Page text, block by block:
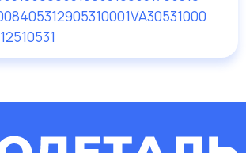
08405312905310001VA30531000